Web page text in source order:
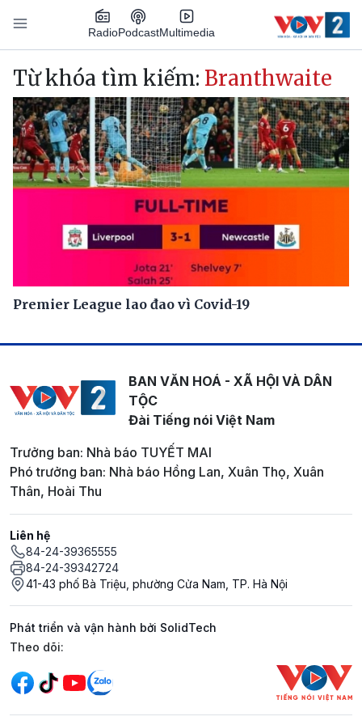
Nhảy đến nội dung
RadioPodcastMultimedia
Main navigation
Từ khóa tìm kiếm: Branthwaite
Premier League lao đao vì Covid-19
BAN VĂN HOÁ - XÃ HỘI VÀ DÂN
TỘC
Đài Tiếng nói Việt Nam
Trưởng ban: Nhà báo TUYẾT MAI
Phó trưởng ban: Nhà báo Hồng Lan, Xuân Thọ, Xuân
Thân, Hoài Thu
Liên hệ
84-24-39365555
84-24-39342724
41-43 phố Bà Triệu, phường Cửa Nam, TP. Hà Nội
Phát triển và vận hành bởi SolidTech
Mạng xã hội
Theo dõi: